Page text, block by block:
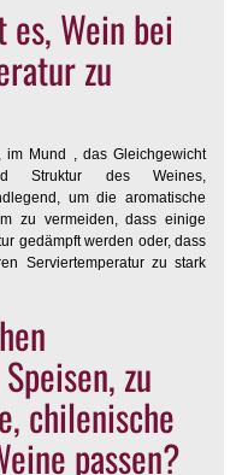
Wein bei
zu
im Mund , das Gleichgewicht
Struktur des Weines,
um die aromatische
zu vermeiden, dass einige
gedämpft werden oder, dass
Serviertemperatur zu stark
zu
chilenische
passen?